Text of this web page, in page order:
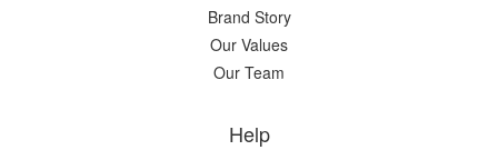
Brand Story
Our Values
Our Team
Help